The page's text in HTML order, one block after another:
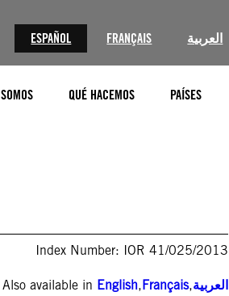
ESPAÑOL FRANÇAIS العربية
QUÉ HACEMOS PAÍSES
Index Number: IOR 41/025/2013
Also available in English,Français,العربية